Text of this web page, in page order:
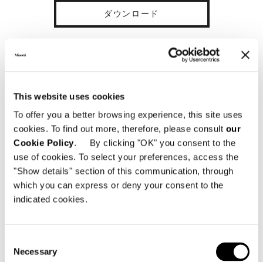
This website uses cookies
To offer you a better browsing experience, this site uses
cookies. To find out more, therefore, please consult our
Cookie Policy. By clicking "OK" you consent to the
use of cookies. To select your preferences, access the
"Show details" section of this communication, through
which you can express or deny your consent to the
indicated cookies.
Selection
Necessary
ダウンロード
詳細情報
ARMCHAIR 82 CM